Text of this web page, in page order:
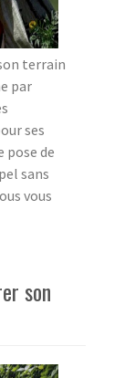
terrain
par
ses
pose de
sans
vous
son